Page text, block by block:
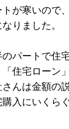
が寒いので
りました。
パートで住
住宅ローン
んは金額の
入にいくら